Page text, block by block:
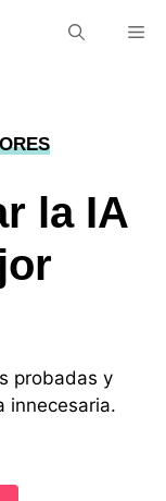
la IA
probadas y
innecesaria.